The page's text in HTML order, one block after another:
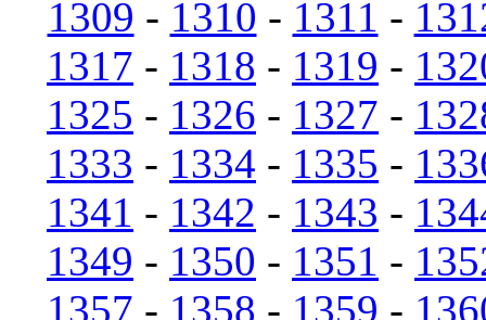
1309 - 1310 - 1311 -
1317 - 1318 - 1319 -
1325 - 1326 - 1327 -
1333 - 1334 - 1335 -
1341 - 1342 - 1343 -
1349 - 1350 - 1351 -
1357 - 1358 - 1359 -